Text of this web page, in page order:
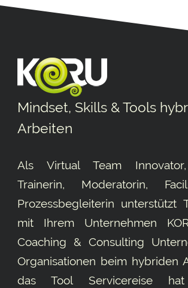
Mindset, Skills & Tools
Arbeiten
Als Virtual Team
Trainerin, Moderatorin,
Prozessbegleiterin unterstützt
mit Ihrem Unternehmen
Coaching & Consulting
Organisationen beim hybriden
das Tool Servicereisehat